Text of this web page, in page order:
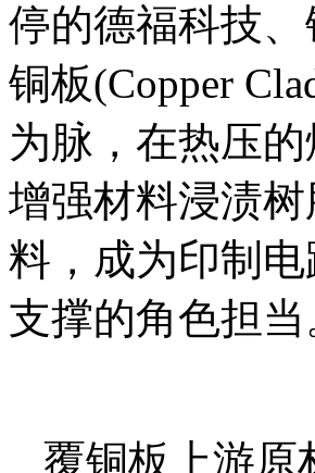
停的德福科技
铜板(Copper
为脉，在热压
增强材料浸渍
料，‌成为‌印制
支撑的角色担当
覆铜板上游原